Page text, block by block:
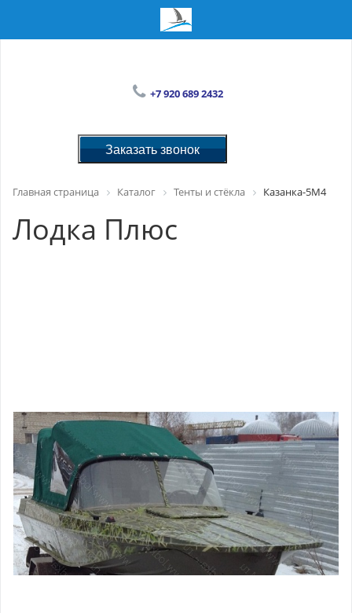
+7 920 689 2432
Заказать звонок
Главная страница Каталог Тенты и стёкла Казанка-5М4
Лодка Плюс